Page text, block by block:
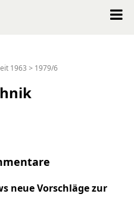
1963 > 1979/6
neue Vorschläge zur